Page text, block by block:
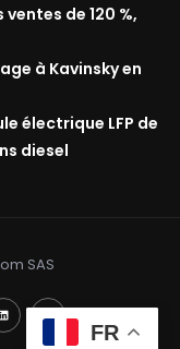
de 120 %,
à Kavinsky en
électrique LFP de
diesel
SAS
FR